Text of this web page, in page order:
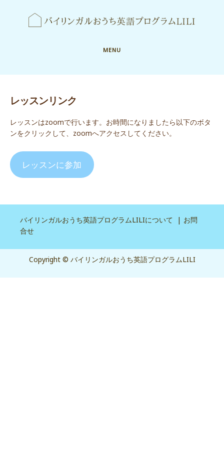
MENU
レッスンリンク
レッスンはzoomで行います。お時間になりましたら以下のボタ
ンをクリックして、zoomへアクセスしてください。
レッスンに参加
バイリンガルおうち英語プログラムLILIについて
お問
合せ
Copyright © バイリンガルおうち英語プログラムLILI